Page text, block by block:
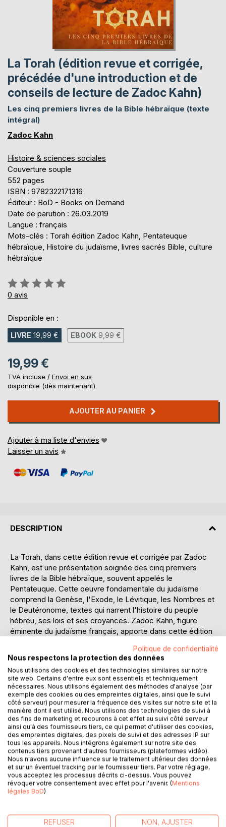
La Torah (édition revue et corrigée,
précédée d'une introduction et de
conseils de lecture de Zadoc Kahn)
Les cinq premiers livres de la Bible hébraïque (texte
intégral)
Zadoc Kahn
Histoire & sciences sociales
Couverture souple
552 pages
ISBN : 9782322171316
Éditeur : BoD - Books on Demand
Date de parution : 26.03.2019
Langue : français
Mots-clés : Torah édition Zadoc Kahn, Pentateuque
hébraïque, Histoire du judaïsme, livres sacrés Bible, culture
hébraïque
Évaluation:
0%
0 avis
Disponible en :
LIVRE 19,99 € EBOOK 9,99 €
19,99 €
TVA incluse / Envoi en sus
disponible (dès maintenant)
AJOUTER AU PANIER
Ajouter à ma liste d'envies
Laisser un avis
DESCRIPTION
La Torah, dans cette édition revue et corrigée par Zadoc
Kahn, est une présentation soignée des cinq premiers
livres de la Bible hébraïque, souvent appelés le
Pentateuque. Cette oeuvre fondamentale du judaïsme
comprend la Genèse, l'Exode, le Lévitique, les Nombres et
le Deutéronome, textes qui narrent l'histoire du peuple
hébreu, ses lois et ses croyances. Zadoc Kahn, figure
éminente du judaïsme français, apporte dans cette édition
historique et théologique de la Torah. En outre, ses
conseils de lecture permettent une approche plus
accessible et réfléchie de ces textes anciens, tout en
respectant leur profondeur et leur complexité. L'ouvrage
s'adresse autant aux érudits qu'aux novices, offrant une
interprétation qui vise à enrichir la compréhension de
chacun. La Torah est non seulement un texte religieux,
mais aussi un document historique et culturel qui a
influencé des générations à travers le monde. Cette
édition, par son érudition et sa clarté, rend hommage à la
richesse et à la sagesse intemporelles de la tradition
hébraïque. Elle invite le lecteur à une exploration spirituelle
et intellectuelle, tout en respectant la rigueur factuelle et la
profondeur des écritures sacrées.
Politique de confidentialité
Nous respectons la protection des données
Nous utilisons des cookies et des technologies similaires sur notre
site web. Certains d'entre eux sont essentiels et techniquement
nécessaires. Nous utilisons également des méthodes d'analyse (par
exemple des cookies ou des empreintes digitales, ainsi que le suivi
côté serveur) pour mesurer la fréquence des visites sur notre site et la
manière dont il est utilisé. Nous utilisons des technologies de suivi à
des fins de marketing et recourons à cet effet au suivi côté serveur
ainsi qu'à des fournisseurs tiers, ce qui permet d'utiliser des cookies,
des empreintes digitales, des pixels de suivi et des adresses IP sur
tous les appareils. Nous intégrons également sur notre site des
contenus tiers provenant d'autres fournisseurs (plateformes vidéo).
Nous n'avons aucune influence sur le traitement ultérieur des données
et sur un éventuel tracking par le fournisseur tiers. Par votre réglage,
vous acceptez les processus décrits ci-dessus. Vous pouvez
révoquer votre consentement avec effet pour l'avenir. (Mentions
légales BoD)
REFUSER NON, AJUSTER